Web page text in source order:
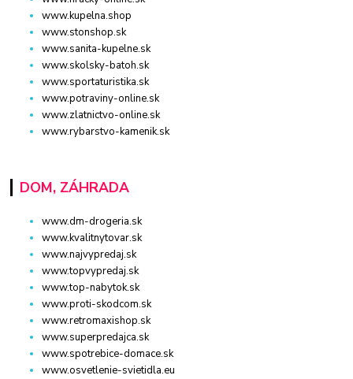
www.kupelna.shop
www.stonshop.sk
www.sanita-kupelne.sk
www.skolsky-batoh.sk
www.sportaturistika.sk
www.potraviny-online.sk
www.zlatnictvo-online.sk
www.rybarstvo-kamenik.sk
DOM, ZÁHRADA
www.dm-drogeria.sk
www.kvalitnytovar.sk
www.najvypredaj.sk
www.topvypredaj.sk
www.top-nabytok.sk
www.proti-skodcom.sk
www.retromaxishop.sk
www.superpredajca.sk
www.spotrebice-domace.sk
www.osvetlenie-svietidla.eu